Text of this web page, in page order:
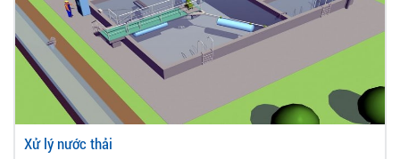
Xử lý nước thải